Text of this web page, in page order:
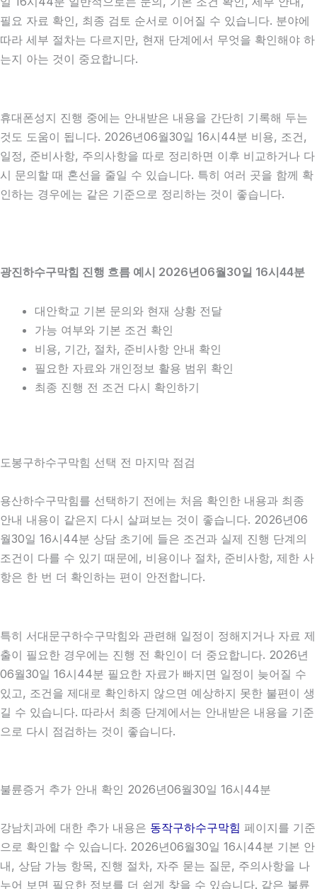
필요 자료 확인, 최종 검토 순서로 이어질 수 있습니다. 분야에
따라 세부 절차는 다르지만, 현재 단계에서 무엇을 확인해야 하
는지 아는 것이 중요합니다.
휴대폰성지 진행 중에는 안내받은 내용을 간단히 기록해 두는
것도 도움이 됩니다. 2026년06월30일 16시44분 비용, 조건,
일정, 준비사항, 주의사항을 따로 정리하면 이후 비교하거나 다
시 문의할 때 혼선을 줄일 수 있습니다. 특히 여러 곳을 함께 확
인하는 경우에는 같은 기준으로 정리하는 것이 좋습니다.
광진하수구막힘 진행 흐름 예시 2026년06월30일 16시44분
대안학교 기본 문의와 현재 상황 전달
가능 여부와 기본 조건 확인
비용, 기간, 절차, 준비사항 안내 확인
필요한 자료와 개인정보 활용 범위 확인
최종 진행 전 조건 다시 확인하기
도봉구하수구막힘 선택 전 마지막 점검
용산하수구막힘를 선택하기 전에는 처음 확인한 내용과 최종
안내 내용이 같은지 다시 살펴보는 것이 좋습니다. 2026년06
월30일 16시44분 상담 초기에 들은 조건과 실제 진행 단계의
조건이 다를 수 있기 때문에, 비용이나 절차, 준비사항, 제한 사
항은 한 번 더 확인하는 편이 안전합니다.
특히 서대문구하수구막힘와 관련해 일정이 정해지거나 자료 제
출이 필요한 경우에는 진행 전 확인이 더 중요합니다. 2026년
06월30일 16시44분 필요한 자료가 빠지면 일정이 늦어질 수
있고, 조건을 제대로 확인하지 않으면 예상하지 못한 불편이 생
길 수 있습니다. 따라서 최종 단계에서는 안내받은 내용을 기준
으로 다시 점검하는 것이 좋습니다.
불륜증거 추가 안내 확인 2026년06월30일 16시44분
강남치과에 대한 추가 내용은 동작구하수구막힘 페이지를 기준
으로 확인할 수 있습니다. 2026년06월30일 16시44분 기본 안
내, 상담 가능 항목, 진행 절차, 자주 묻는 질문, 주의사항을 나
누어 보면 필요한 정보를 더 쉽게 찾을 수 있습니다. 같은 불륜